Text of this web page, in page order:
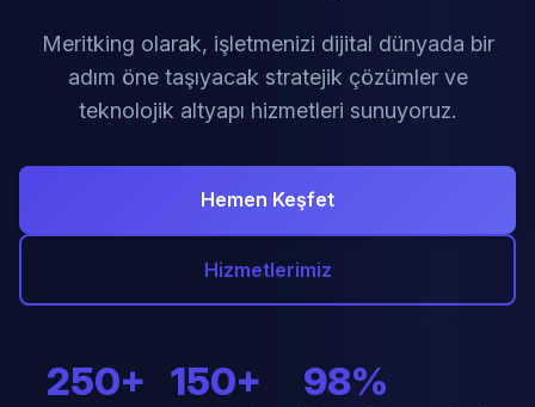
Meritking olarak, işletmenizi dijital dünyada bir
adım öne taşıyacak stratejik çözümler ve
teknolojik altyapı hizmetleri sunuyoruz.
Hemen Keşfet
Hizmetlerimiz
250+ 150+ 98%